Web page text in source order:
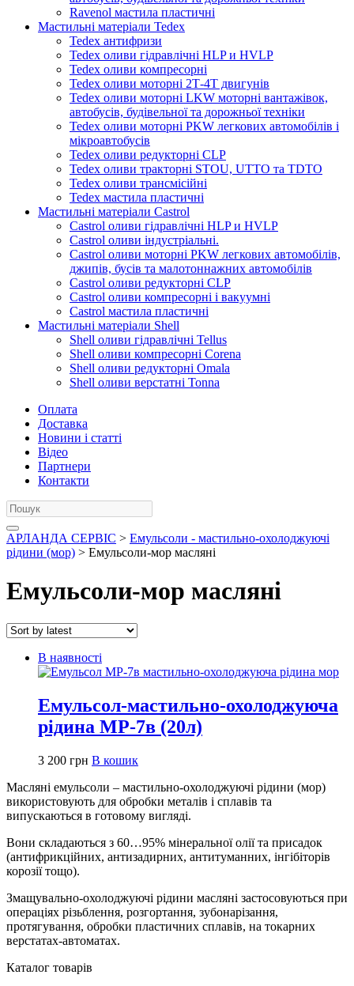
Ravenol мастила пластичні
Мастильні матеріали Tedex
Tedex антифризи
Tedex оливи гідравлічні HLP и HVLP
Tedex оливи компресорні
Tedex оливи моторні 2Т-4Т двигунів
Tedex оливи моторні LKW моторні вантажівок,
автобусів, будівельної та дорожньої техніки
Tedex оливи моторні PKW легкових автомобілів і
мікроавтобусів
Tedex оливи редукторні CLP
Tedex оливи тракторні STOU, UTTO та TDTO
Tedex оливи трансмісійні
Tedex мастила пластичні
Мастильні матеріали Castrol
Castrol оливи гідравлічні HLP и HVLP
Castrol оливи індустріальні.
Castrol оливи моторні PKW легкових автомобілів,
джипів, бусів та малотоннажних автомобілів
Castrol оливи редукторні CLP
Castrol оливи компресорні і вакуумні
Castrol мастила пластичні
Мастильні матеріали Shell
Shell оливи гідравлічні Tellus
Shell оливи компресорні Corena
Shell оливи редукторні Omala
Shell оливи верстатні Tonna
Оплата
Доставка
Новини і статті
Відео
Партнери
Контакти
АРЛАНДА СЕРВІС > Емульсоли - мастильно-охолоджуючі
рідини (мор) > Емульсоли-мор масляні
Емульсоли-мор масляні
В наявності
Емульсол-мастильно-охолоджуюча
рідина МР-7в (20л)
3 200 грн В кошик
Масляні емульсоли – мастильно-охолоджуючі рідини (мор)
використовують для обробки металів і сплавів та
випускаються в готовому вигляді.
Вони складаються з 60…95% мінеральної олії та присадок
(антифрикційних, антизадирних, антитуманних, інгібіторів
корозії тощо).
Змащувально-охолоджуючі рідини масляні застосовуються при
операціях різьблення, розгортання, зубонарізання,
протягування, обробки пластичних сплавів, на токарних
верстатах-автоматах.
Каталог товарів